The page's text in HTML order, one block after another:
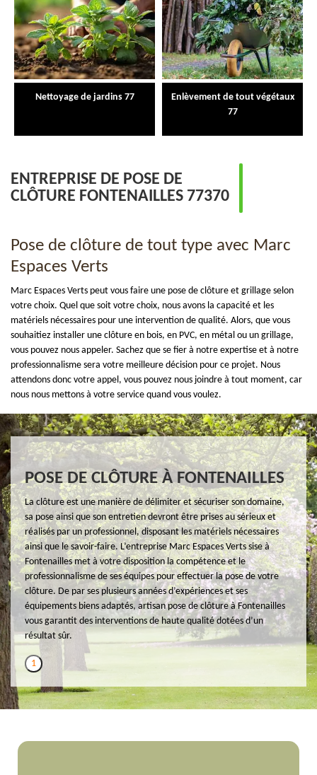
Nettoyage de jardins 77
Enlèvement de tout végétaux
77
ENTREPRISE DE POSE DE
CLÔTURE FONTENAILLES 77370
Pose de clôture de tout type avec Marc
Espaces Verts
Marc Espaces Verts peut vous faire une pose de clôture et grillage selon
votre choix. Quel que soit votre choix, nous avons la capacité et les
matériels nécessaires pour une intervention de qualité. Alors, que vous
souhaitiez installer une clôture en bois, en PVC, en métal ou un grillage,
vous pouvez nous appeler. Sachez que se fier à notre expertise et à notre
professionnalisme sera votre meilleure décision pour ce projet. Nous
attendons donc votre appel, vous pouvez nous joindre à tout moment, car
nous nous mettons à votre service quand vous voulez.
POSE DE CLÔTURE À FONTENAILLES
La clôture est une manière de délimiter et sécuriser son domaine,
sa pose ainsi que son entretien devront être prises au sérieux et
réalisés par un professionnel, disposant les matériels nécessaires
ainsi que le savoir-faire. L’entreprise Marc Espaces Verts sise à
Fontenailles met à votre disposition la compétence et le
professionnalisme de ses équipes pour effectuer la pose de votre
clôture. De par ses plusieurs années d’expériences et ses
équipements biens adaptés, artisan pose de clôture à Fontenailles
vous garantit des interventions de haute qualité dotées d’un
résultat sûr.
1